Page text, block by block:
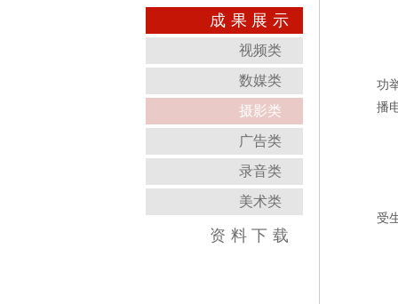
国家示范中心
虚拟实践教育中心
传媒实验教学平台
虚拟仿真教学中心
跨学科综合训练中心
数字图像教育中心
成 果 展 示
视频类
数媒类
摄影类
广告类
录音类
美术类
资 料 下 载
功
播
受